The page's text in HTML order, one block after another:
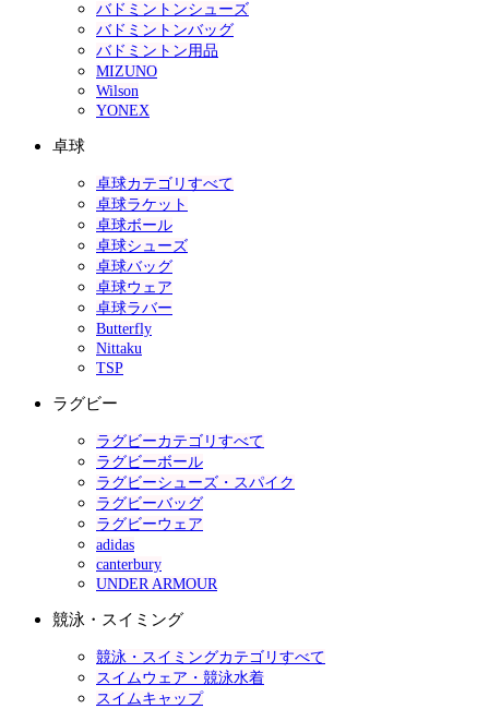
バドミントンシューズ
バドミントンバッグ
バドミントン用品
MIZUNO
Wilson
YONEX
卓球
卓球カテゴリすべて
卓球ラケット
卓球ボール
卓球シューズ
卓球バッグ
卓球ウェア
卓球ラバー
Butterfly
Nittaku
TSP
ラグビー
ラグビーカテゴリすべて
ラグビーボール
ラグビーシューズ・スパイク
ラグビーバッグ
ラグビーウェア
adidas
canterbury
UNDER ARMOUR
競泳・スイミング
競泳・スイミングカテゴリすべて
スイムウェア・競泳水着
スイムキャップ